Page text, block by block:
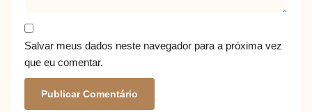
Salvar meus dados neste navegador para a próxima vez
que eu comentar.